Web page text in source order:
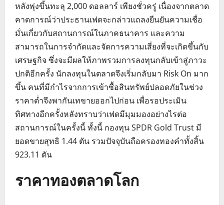
หลังพุ่งขึ้นทะลุ 2,000 ดอลลาร์ เพียงชั่วครู่ เนื่องจากตลาด
คาดการณ์ว่าประธานเฟดจะกล่าวแถลงยืนยันความเชื่อ
มั่นเกี่ยวกับสถานการณ์ในภาคธนาคาร และความ
สามารถในการจำกัดและจัดการความเสี่ยงที่จะเกิดขึ้นกับ
เศรษฐกิจ ซึ่งจะมีผลให้ภาพรวมการลงทุนกลับเข้าสู่ภาวะ
ปกติอีกครั้ง นักลงทุนในตลาดจึงเริ่มกลับมา Risk On มาก
ขึ้น คนที่มีกำไรจากการเข้าซื้อสินทรัพย์ปลอดภัยในช่วง
ราคาต่ำจึงพากันเทขายออกไปก่อน เพื่อรอประเมิน
ทิศทางอีกครั้งหลังทราบว่าเฟดมีมุมมองอย่างไรต่อ
สถานการณ์ในครั้งนี้ ทั้งนี้ กองทุน SPDR Gold Trust มี
ยอดขายสุทธิ 1.44 ตัน รวมปัจจุบันถือครองทองคำทั้งสิ้น
923.11 ตัน
ราคาทองตลาดโลก